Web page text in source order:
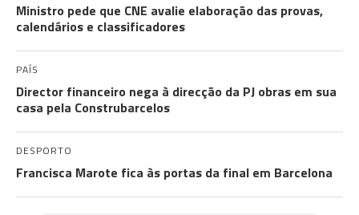
Ministro pede que CNE avalie elaboração das provas,
calendários e classificadores
PAÍS
Director financeiro nega à direcção da PJ obras em sua
casa pela Construbarcelos
DESPORTO
Francisca Marote fica às portas da final em Barcelona